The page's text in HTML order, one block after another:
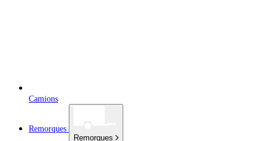
Camions
Remorques
Remorques